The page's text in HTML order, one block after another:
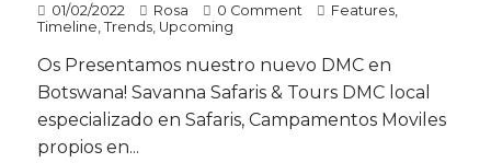
01/02/2022 Rosa 0 Comment Features
Timeline ,Trends Upcoming
Os Presentamos nuestro nuevo DMC en
Botswana! Savanna Safaris & Tours DMC local
especializado en Safaris, Campamentos Moviles
propios en...